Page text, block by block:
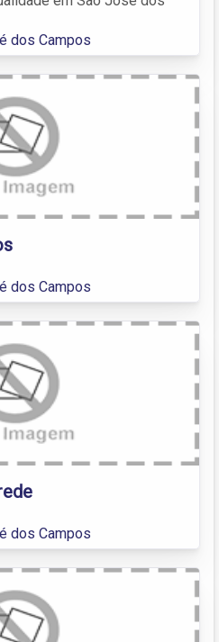
dos Campos
dos Campos
dos Campos